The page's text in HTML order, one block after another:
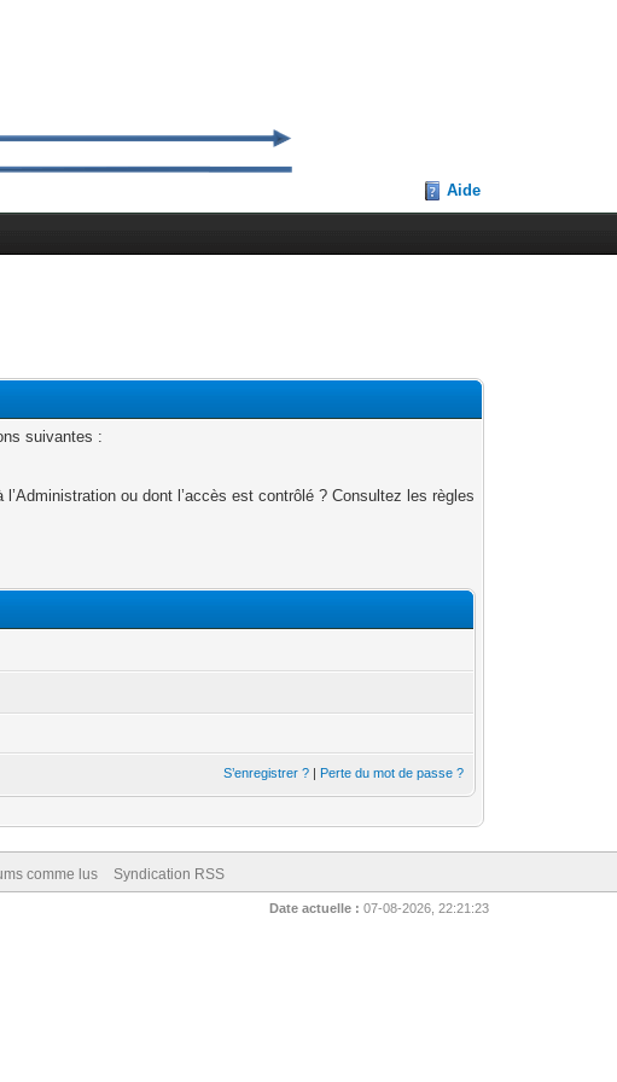
Aide
suivantes :
ou dont l’accès est contrôlé ? Consultez les règles
S’enregistrer ? | Perte du mot de passe ?
comme lus Syndication RSS
Date actuelle : 07-08-2026, 22:21:23